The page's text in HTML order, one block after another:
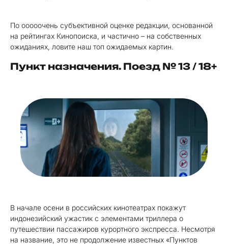
По ооооочень субъективной оценке редакции, основанной
на рейтингах Кинопоиска, и частично – на собственных
ожиданиях, ловите наш топ ожидаемых картин.
Пункт назначения. Поезд № 13 / 18+
В начале осени в российских кинотеатрах покажут
индонезийский ужастик с элементами триллера о
путешествии пассажиров курортного экспресса. Несмотря
на название, это не продолжение известных «Пунктов